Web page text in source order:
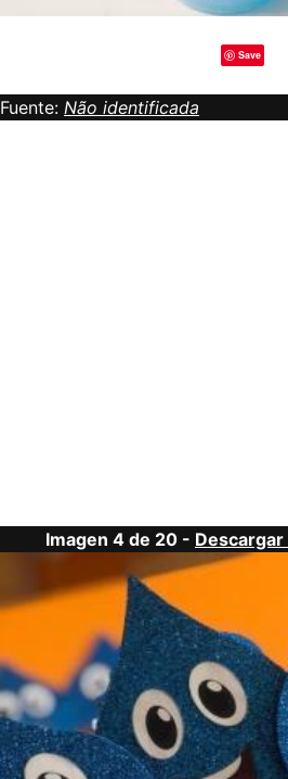
Save
Fuente: Não identificada
Imagen 4 de 20 - Descargar